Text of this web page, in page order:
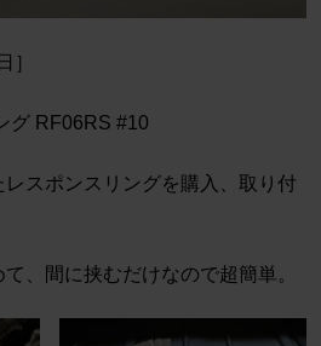
］
グ RF06RS #10
スポンスリングを購入、取り付
、間に挟むだけなので超簡単。